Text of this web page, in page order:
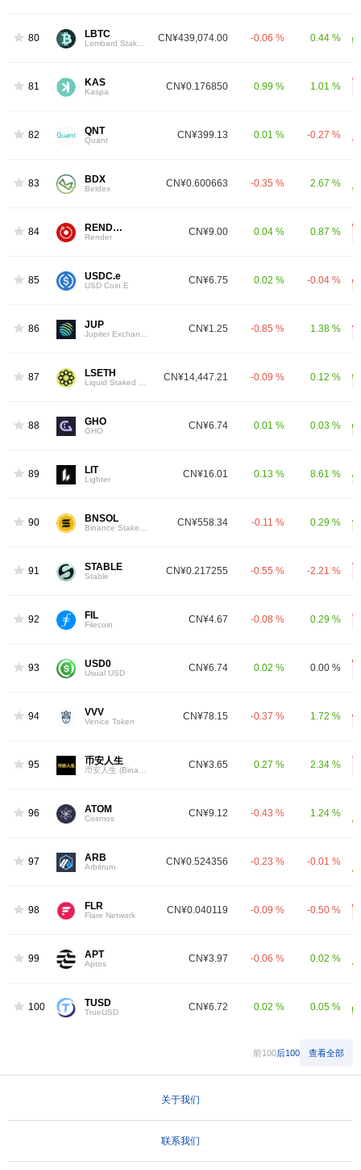
80 LBTC CN¥439,074.00 -0.06 % 0.44 %
81 KAS
Kaspa CN¥0.176850 0.99 % 1.01 %
82 QNT
Quant CN¥399.13 0.01 % -0.27 %
83 BDX
Beldex CN¥0.600663 -0.35 % 2.67 %
84 RENDER
Render CN¥9.00 0.04 % 0.87 %
85 USDC.e
USD Coin.E CN¥6.75 0.02 % -0.04 %
86 JUP CN¥1.25 -0.85 % 1.38 %
87 LSETH CN¥14,447.21 -0.09 % 0.12 %
88 GHO
GHO CN¥6.74 0.01 % 0.03 %
89 LIT
Lighter CN¥16.01 0.13 % 8.61 %
90 BNSOL CN¥558.34 -0.11 % 0.29 %
91 STABLE
Stable CN¥0.217255 -0.55 % -2.21 %
92 FIL
Filecoin CN¥4.67 -0.08 % 0.29 %
93 USD0
Usual USD CN¥6.74 0.02 % 0.00 %
94 VVV
Venice Token CN¥78.15 -0.37 % 1.72 %
95 币安人生 CN¥3.65 0.27 % 2.34 %
96 ATOM
Cosmos CN¥9.12 -0.43 % 1.24 %
97 ARB
Arbitrum CN¥0.524356 -0.23 % -0.01 %
98 FLR
Flare Network CN¥0.040119 -0.09 % -0.50 %
99 APT
Aptos CN¥3.97 -0.06 % 0.02 %
100 TUSD
TrueUSD CN¥6.72 0.02 % 0.05 %
前100后100 查看全部
关于我们
联系我们